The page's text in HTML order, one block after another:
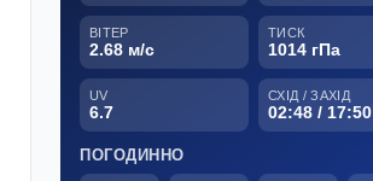
ВІТЕР
2.68 м/с
ТИСК
1014 гПа
UV
6.7
СХІД / ЗАХІД
02:48 / 17:50
ПОГОДИННО